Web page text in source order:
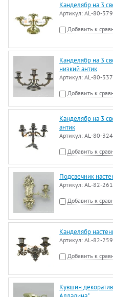
Канделябр на 3
Артикул:AL-80-379
Добавить к
Канделябр на 3
низкий антик
Артикул:AL-80-
Добавить к
Канделябр на 3
антик
Артикул:AL-80-
Добавить к
Подсвечник
Артикул:AL-82-261
Добавить к
Канделябр
Артикул:AL-82-
Добавить к
Кувшин